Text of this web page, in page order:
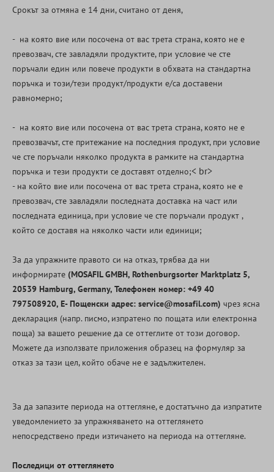
Срокът за отмяна е 14 дни, считано от деня,
- на която вие или посочена от вас трета страна, която не е
превозвач, сте завладяли продуктите, при условие че сте
поръчали един или повече продукти в обхвата на стандартна
поръчка и този/тези продукт/продукти е/са доставени
равномерно;
- на която вие или посочена от вас трета страна, която не е
превозвачът, сте притежание на последния продукт, при условие
че сте поръчали няколко продукта в рамките на стандартна
поръчка и тези продукти се доставят отделно;< br>
- на който вие или посочена от вас трета страна, която не е
превозвач, сте завладяли последната доставка на част или
последната единица, при условие че сте поръчали продукт ,
който се доставя на няколко части или единици;
За да упражните правото си на отказ, трябва да ни
информирате (MOSAFIL GMBH, Rothenburgsorter Marktplatz 5,
20539 Hamburg, Germany, Телефонен номер: +49 40
797508920, E- Пощенски адрес: service@mosafil.com) чрез ясна
декларация (напр. писмо, изпратено по пощата или електронна
поща) за вашето решение да се оттеглите от този договор.
Можете да използвате приложения образец на формуляр за
отказ за тази цел, който обаче не е задължителен.
За да запазите периода на оттегляне, е достатъчно да изпратите
уведомлението за упражняването на оттеглянето
непосредствено преди изтичането на периода на оттегляне.
Последици от оттеглянето